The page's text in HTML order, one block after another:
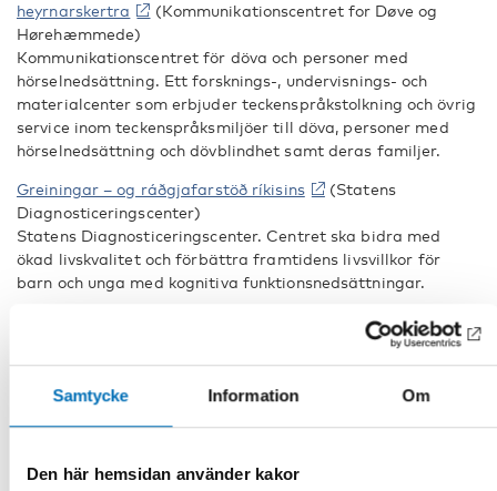
Samtycke Information Om
Den här hemsidan använder kakor
heyrnarskertra
(Kommunikationscentret for Døve og
Hørehæmmede)
Kommunikationscentret för döva och personer med
hörselnedsättning. Ett forsknings-, undervisnings- och
materialcenter som erbjuder teckenspråkstolkning och övrig
service inom teckenspråksmiljöer till döva, personer med
hörselnedsättning och dövblindhet samt deras familjer.
Greiningar – og ráðgjafarstöð ríkisins
(Statens
Diagnosticeringscenter)
Statens Diagnosticeringscenter. Centret ska bidra med
ökad livskvalitet och förbättra framtidens livsvillkor för
barn och unga med kognitiva funktionsnedsättningar.
Þjónustu- og þekkingarmiðstöð fyrir blinda, sjónskerta og
(Kompetencecenter for blinde,
synshæmmede og døvblinde)
Kompetenscenter för blinda och personer med